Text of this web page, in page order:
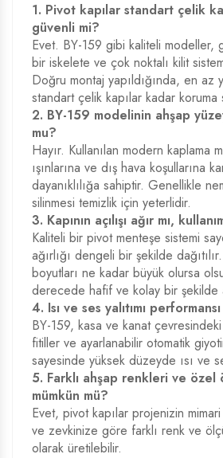
1. Pivot kapılar standart çelik
güvenli mi?
Evet. BY-159 gibi kaliteli modeller,
bir iskelete ve çok noktalı kilit
Doğru montaj yapıldığında, en az
standart çelik kapılar kadar koruma
2. BY-159 modelinin ahşap
mu?
Hayır. Kullanılan modern kaplama
ışınlarına ve dış hava koşullarına
dayanıklılığa sahiptir. Genellikle
silinmesi temizlik için yeterlidir.
3. Kapının açılışı ağır mı,
Kaliteli bir pivot menteşe sistemi
ağırlığı dengeli bir şekilde
boyutları ne kadar büyük olursa
derecede hafif ve kolay bir şekilde
4. Isı ve ses yalıtımı
BY-159, kasa ve kanat
fitiller ve ayarlanabilir otomatik
sayesinde yüksek düzeyde ısı ve
5. Farklı ahşap renkleri ve
mümkün mü?
Evet, pivot kapılar projenizin
ve zevkinize göre farklı renk ve
olarak üretilebilir.